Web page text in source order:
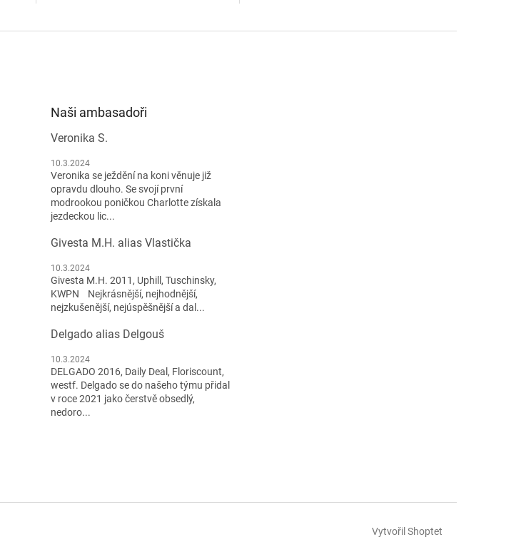
Naši ambasadoři
Veronika S.
10.3.2024
Veronika se ježdění na koni věnuje již
opravdu dlouho. Se svojí první
modrookou poničkou Charlotte získala
jezdeckou lic...
Givesta M.H. alias Vlastička
10.3.2024
Givesta M.H. 2011, Uphill, Tuschinsky,
KWPN Nejkrásnější, nejhodnější,
nejzkušenější, nejúspěšnější a dal...
Delgado alias Delgouš
10.3.2024
DELGADO 2016, Daily Deal, Floriscount,
westf. Delgado se do našeho týmu přidal
v roce 2021 jako čerstvě obsedlý,
nedoro...
Vytvořil Shoptet